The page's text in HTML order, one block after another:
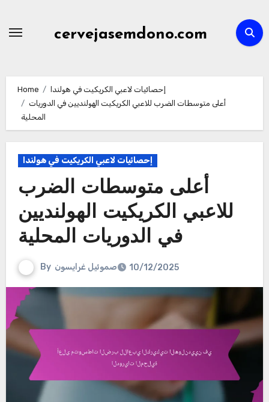
cervejasemdono.com
Home
إحصائيات لاعبي الكريكيت في هولندا
أعلى متوسطات الضرب للاعبي الكريكيت الهولنديين في الدوريات
المحلية
إحصائيات لاعبي الكريكيت في هولندا
أعلى متوسطات الضرب
للاعبي الكريكيت الهولنديين
في الدوريات المحلية
By صموئيل غرايسون 10/12/2025